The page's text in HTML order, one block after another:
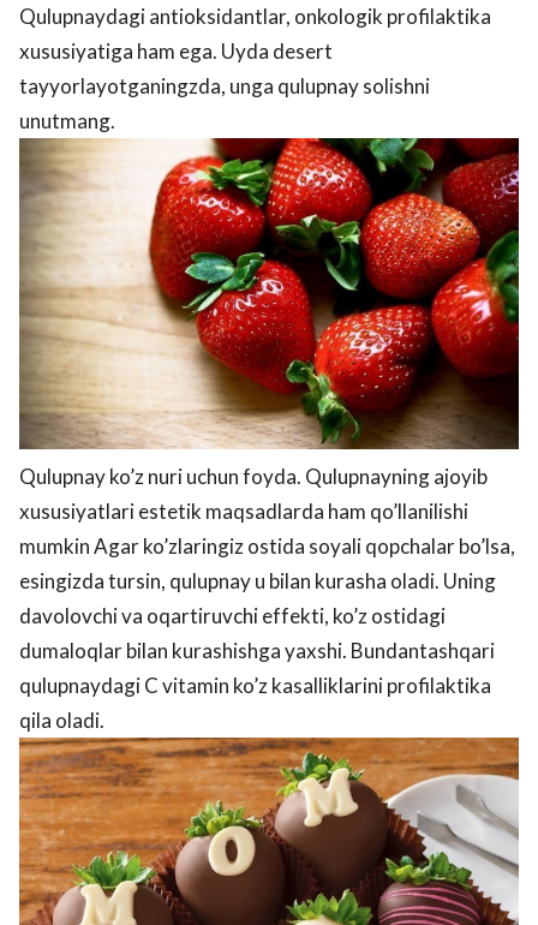
Qulupnaydagi antioksidantlar, onkologik profilaktika
xususiyatiga ham ega. Uyda desert
tayyorlayotganingzda, unga qulupnay solishni
unutmang.
Qulupnay ko’z nuri uchun foyda. Qulupnayning ajoyib
xususiyatlari estetik maqsadlarda ham qo’llanilishi
mumkin Agar ko’zlaringiz ostida soyali qopchalar bo’lsa,
esingizda tursin, qulupnay u bilan kurasha oladi. Uning
davolovchi va oqartiruvchi effekti, ko’z ostidagi
dumaloqlar bilan kurashishga yaxshi. Bundantashqari
qulupnaydagi C vitamin ko’z kasalliklarini profilaktika
qila oladi.